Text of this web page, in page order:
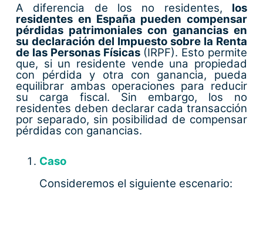
A diferencia de los no residentes, los
residentes en España pueden compensar
pérdidas patrimoniales con ganancias en
su declaración del Impuesto sobre la Renta
de las Personas Físicas(IRPF). Esto permite
que, si un residente vende una propiedad
con pérdida y otra con ganancia, pueda
equilibrar ambas operaciones para reducir
su carga fiscal. Sin embargo, los no
residentes deben declarar cada transacción
por separado, sin posibilidad de compensar
pérdidas con ganancias.
Caso
Consideremos el siguiente escenario: